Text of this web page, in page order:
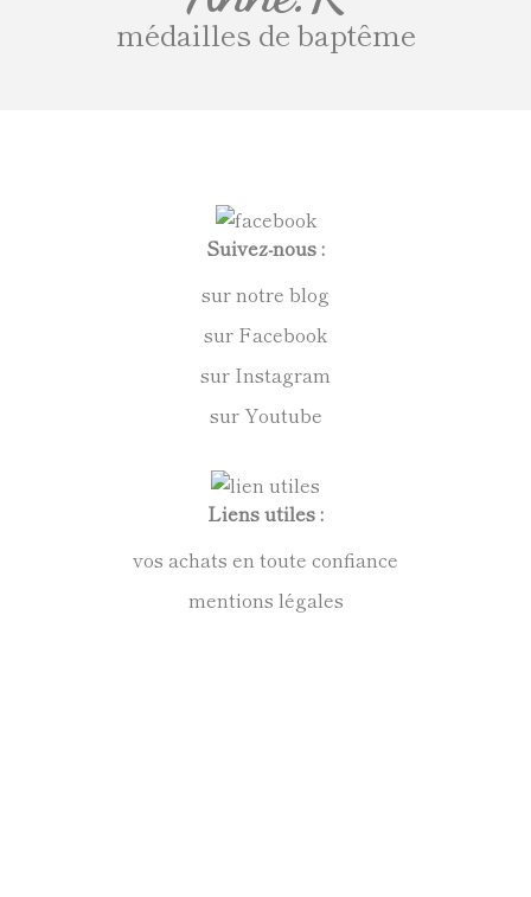
médailles de baptême
Suivez-nous :
sur notre blog
sur Facebook
sur Instagram
sur Youtube
Liens utiles :
vos achats en toute confiance
mentions légales